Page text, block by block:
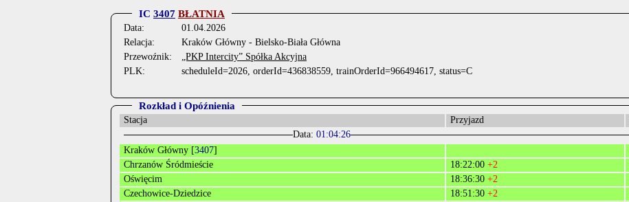
IC 3407 BŁATNIA
Data:
01.04.2026
Relacja:
Kraków Główny - Bielsko-Biała Główna
Przewoźnik:
„PKP Intercity” Spółka Akcyjna
PLK:
scheduleId=2026, orderId=436838559, trainOrderId=966494617, status=C
Rozkład i Opóźnienia
Stacja Przyjazd
Data: 01:04:26
Kraków Główny [3407]
Chrzanów Śródmieście
18:22:00 +2
Oświęcim
18:36:30 +2
Czechowice-Dziedzice
18:51:30 +2